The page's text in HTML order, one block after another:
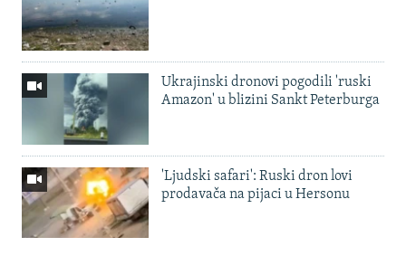
Ukrajinski dronovi pogodili 'ruski
Amazon' u blizini Sankt Peterburga
'Ljudski safari': Ruski dron lovi
prodavača na pijaci u Hersonu